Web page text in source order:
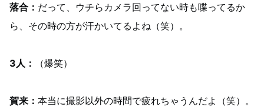
落合： だって、ウチらカメラ回ってない時も喋ってるか
ら、その時の方が汗かいてるよね（笑）。
3人： （爆笑）
賀来： 本当に撮影以外の時間で疲れちゃうんだよ（笑）。